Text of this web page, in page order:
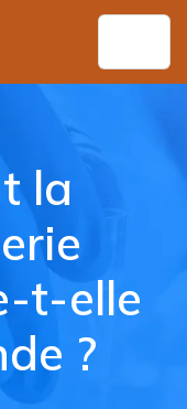
la
t-elle
?